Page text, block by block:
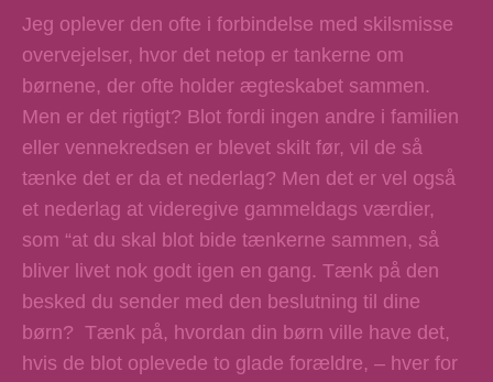
Jeg oplever den ofte i forbindelse med skilsmisse
overvejelser, hvor det netop er tankerne om
børnene, der ofte holder ægteskabet sammen.
Men er det rigtigt? Blot fordi ingen andre i familien
eller vennekredsen er blevet skilt før, vil de så
tænke det er da et nederlag? Men det er vel også
et nederlag at videregive gammeldags værdier,
som “at du skal blot bide tænkerne sammen, så
bliver livet nok godt igen en gang. Tænk på den
besked du sender med den beslutning til dine
børn? Tænk på, hvordan din børn ville have det,
hvis de blot oplevede to glade forældre, – hver for